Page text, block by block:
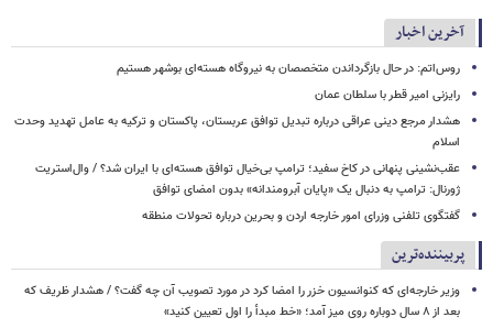
آخرین اخبار
روس‌اتم: در حال بازگرداندن متخصصان به نیروگاه هسته‌ای بوشهر هستیم
رایزنی امیر قطر با سلطان عمان
هشدار مرجع دینی عراقی درباره تبدیل توافق عربستان، پاکستان و ترکیه به عامل تهدید وحدت
اسلام
عقب‌نشینی پنهانی در کاخ سفید؛ ترامپ بی‌خیال توافق هسته‌ای با ایران شد؟ / وال‌استریت
ژورنال: ترامپ به دنبال یک «پایان آبرومندانه» بدون امضای توافق
گفتگوی تلفنی وزرای امور خارجه اردن و بحرین درباره تحولات منطقه
پربیننده‌ترین
وزیر خارجه‌ای که کنوانسیون خزر را امضا کرد در مورد تصویب آن چه گفت؟ / هشدار ظریف که
بعد از ۸ سال دوباره روی میز آمد؛ «خط مبدأ را اول تعیین کنید»